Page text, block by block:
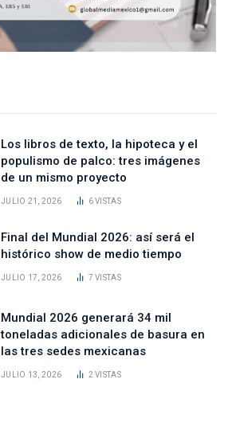
Los libros de texto, la hipoteca y el
populismo de palco: tres imágenes
de un mismo proyecto
JULIO 21, 2026 6VISTAS
Final del Mundial 2026: así será el
histórico show de medio tiempo
JULIO 17, 2026 7VISTAS
Mundial 2026 generará 34 mil
toneladas adicionales de basura en
las tres sedes mexicanas
JULIO 13, 2026 2VISTAS